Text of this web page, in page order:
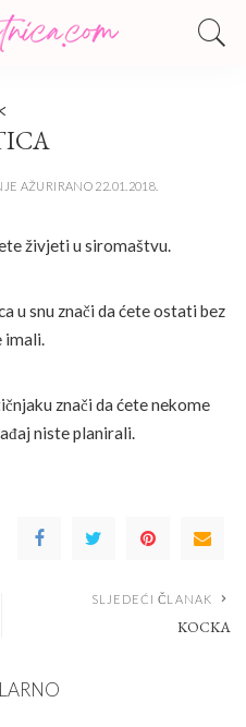
AŽURIRANO 22.01.2018.
živjeti u siromaštvu.
u snu znači da ćete ostati bez
imali.
znači da ćete nekome
niste planirali.
SLJEDEĆI ČLANAK
KOCKA